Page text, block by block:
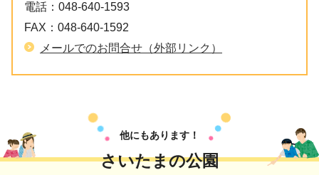
電話： 048-640-1593
FAX： 048-640-1592
メールでのお問合せ（外部リンク）
他にもあります！
さいたまの公園